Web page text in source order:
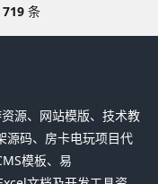
719 条
源、网站模版、技术教
源码、房卡电玩项目代
模板、易